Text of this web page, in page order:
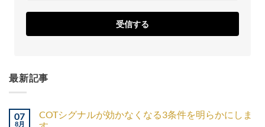
受信する
最新記事
07
8月
COTシグナルが効かなくなる3条件を明らかにしま